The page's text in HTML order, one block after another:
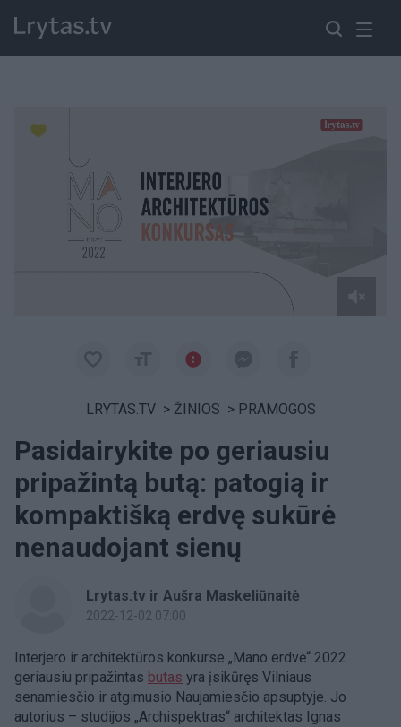
LRYTAS.TV > ŽINIOS > PRAMOGOS
Pasidairykite po geriausiu
pripažintą butą: patogią ir
kompaktišką erdvę sukūrė
nenaudojant sienų
Lrytas.tv ir Aušra Maskeliūnaitė
2022-12-02 07:00
Interjero ir architektūros konkurse „Mano erdvė“ 2022
geriausiu pripažintas butas yra įsikūręs Vilniaus
senamiesčio ir atgimusio Naujamiesčio apsuptyje. Jo
autorius – studijos „Archispektras“ architektas Ignas